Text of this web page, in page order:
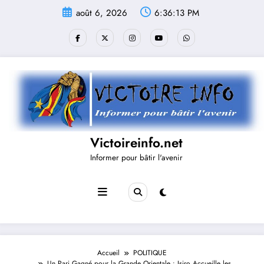
août 6, 2026 6:36:13 PM
Victoireinfo.net
Informer pour bâtir l'avenir
Accueil
POLITIQUE